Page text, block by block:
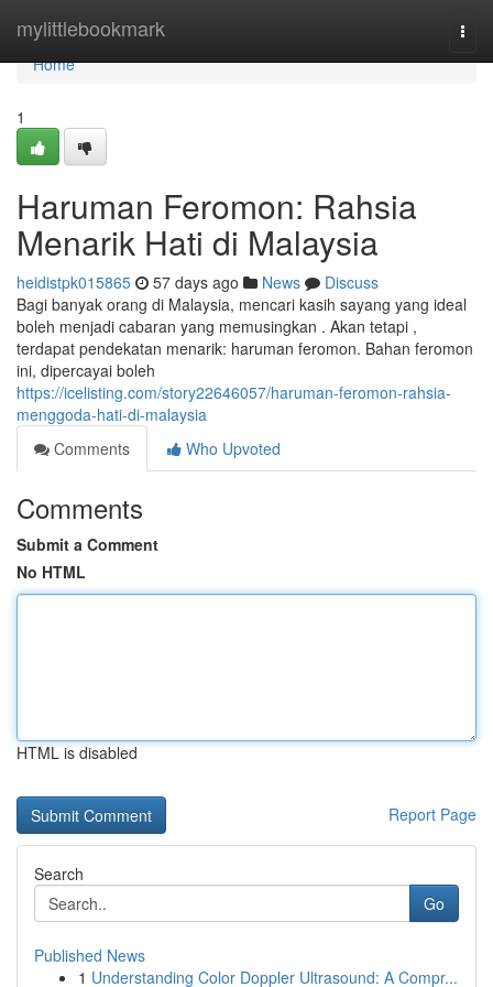
mylittlebookmark
Home
Home
1
Haruman Feromon: Rahsia
Menarik Hati di Malaysia
heidistpk015865 57 days ago News
Discuss
Bagi banyak orang di Malaysia, mencari kasih sayang yang ideal
boleh menjadi cabaran yang memusingkan . Akan tetapi ,
terdapat pendekatan menarik: haruman feromon. Bahan feromon
ini, dipercayai boleh
https://icelisting.com/story22646057/haruman-feromon-rahsia-
menggoda-hati-di-malaysia
Comments
Who Upvoted
Comments
Submit a Comment
No HTML
HTML is disabled
Report Page
Search
Go
Published News
1 Understanding Color Doppler Ultrasound: A Compr...